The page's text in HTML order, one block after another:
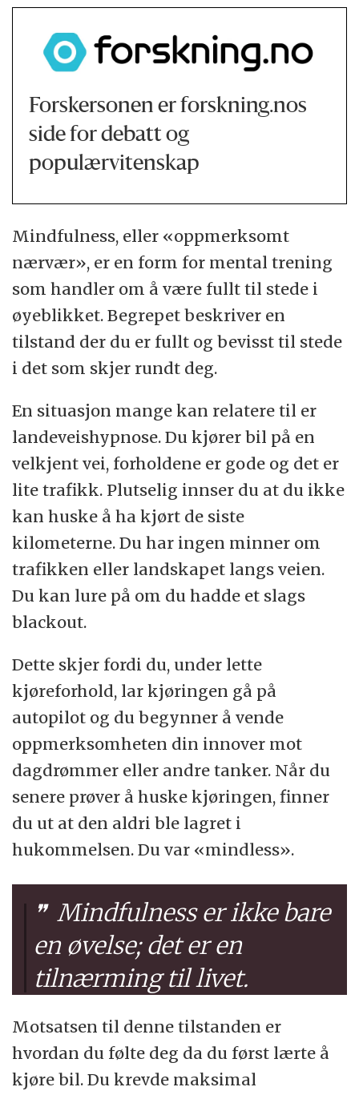
Forskersonen er forskning.nos
side for debatt og
populærvitenskap
Mindfulness, eller «oppmerksomt
nærvær», er en form for mental trening
som handler om å være fullt til stede i
øyeblikket. Begrepet beskriver en
tilstand der du er fullt og bevisst til stede
i det som skjer rundt deg.
En situasjon mange kan relatere til er
landeveishypnose. Du kjører bil på en
velkjent vei, forholdene er gode og det er
lite trafikk. Plutselig innser du at du ikke
kan huske å ha kjørt de siste
kilometerne. Du har ingen minner om
trafikken eller landskapet langs veien.
Du kan lure på om du hadde et slags
blackout.
Dette skjer fordi du, under lette
kjøreforhold, lar kjøringen gå på
autopilot og du begynner å vende
oppmerksomheten din innover mot
dagdrømmer eller andre tanker. Når du
senere prøver å huske kjøringen, finner
du ut at den aldri ble lagret i
hukommelsen. Du var «mindless».
Mindfulness er ikke bare
en øvelse; det er en
tilnærming til livet.
Motsatsen til denne tilstanden er
hvordan du følte deg da du først lærte å
kjøre bil. Du krevde maksimal